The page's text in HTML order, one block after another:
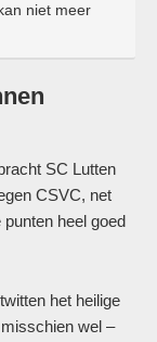
niet meer
SC Lutten
CSVC, net
heel goed
het heilige
wel –